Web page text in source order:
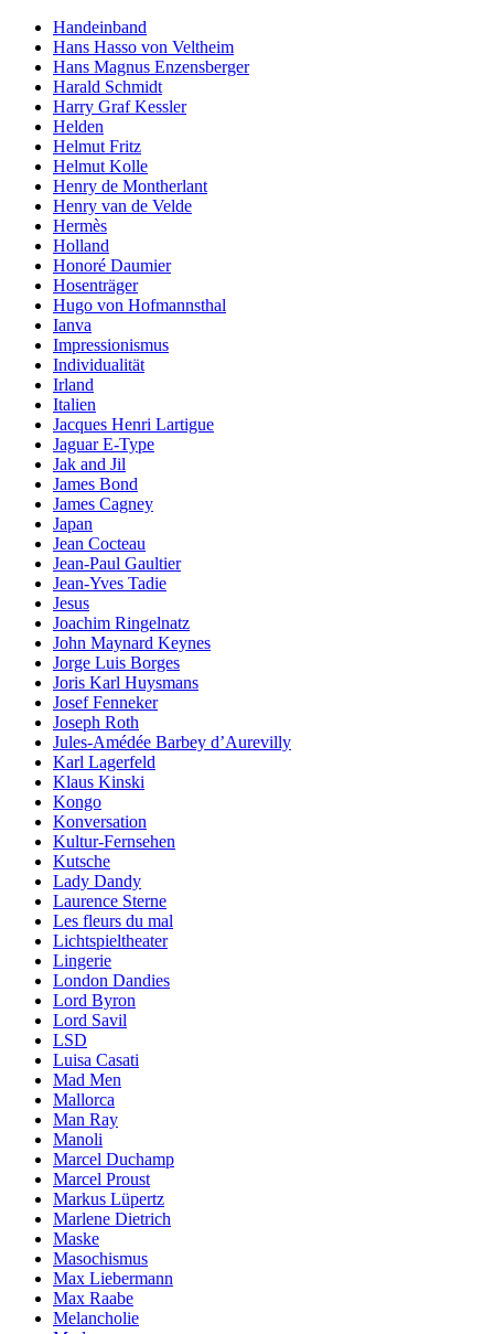
Handeinband
Hans Hasso von Veltheim
Hans Magnus Enzensberger
Harald Schmidt
Harry Graf Kessler
Helden
Helmut Fritz
Helmut Kolle
Henry de Montherlant
Henry van de Velde
Hermès
Holland
Honoré Daumier
Hosenträger
Hugo von Hofmannsthal
Ianva
Impressionismus
Individualität
Irland
Italien
Jacques Henri Lartigue
Jaguar E-Type
Jak and Jil
James Bond
James Cagney
Japan
Jean Cocteau
Jean-Paul Gaultier
Jean-Yves Tadie
Jesus
Joachim Ringelnatz
John Maynard Keynes
Jorge Luis Borges
Joris Karl Huysmans
Josef Fenneker
Joseph Roth
Jules-Amédée Barbey d’Aurevilly
Karl Lagerfeld
Klaus Kinski
Kongo
Konversation
Kultur-Fernsehen
Kutsche
Lady Dandy
Laurence Sterne
Les fleurs du mal
Lichtspieltheater
Lingerie
London Dandies
Lord Byron
Lord Savil
LSD
Luisa Casati
Mad Men
Mallorca
Man Ray
Manoli
Marcel Duchamp
Marcel Proust
Markus Lüpertz
Marlene Dietrich
Maske
Masochismus
Max Liebermann
Max Raabe
Melancholie